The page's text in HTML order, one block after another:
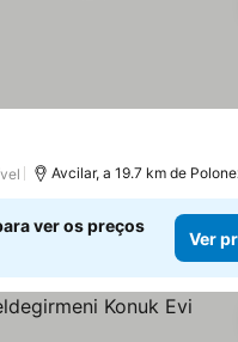
Avcilar, a 19.7 km de
ver os preços
Ver